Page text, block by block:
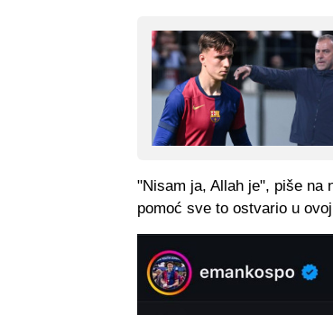
"Nisam ja, Allah je", piše na
pomoć sve to ostvario u